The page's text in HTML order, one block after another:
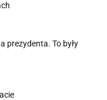
prezydenta. To były